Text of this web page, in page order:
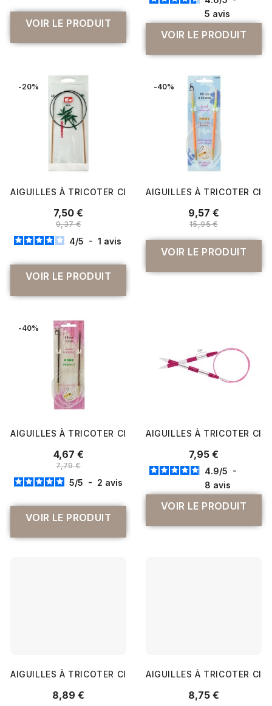
VOIR LE PRODUIT
5 avis
VOIR LE PRODUIT
-20%
AIGUILLES À TRICOTER CIRCULAIRES FIXE 60CM EN
7,50 €
9,37 €
4/5 - 1 avis
VOIR LE PRODUIT
-40%
AIGUILLES À TRICOTER
9,57 €
15,95 €
VOIR LE PRODUIT
-40%
AIGUILLES À TRICOTER CIRCULAIRES FIXES 80 CM BOIS
4,67 €
7,79 €
5/5 - 2 avis
VOIR LE PRODUIT
AIGUILLES À TRICOTER
7,95 €
4.9/5 -
8 avis
VOIR LE PRODUIT
AIGUILLES À TRICOTER CIRCULAIRES FIXES CABLE 40 CM
8,89 €
AIGUILLES À TRICOTER
8,75 €